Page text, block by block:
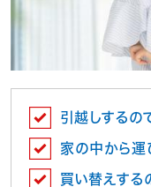
引越しするの
家の中から運
買い替えする